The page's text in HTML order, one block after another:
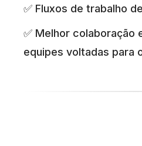
✅ Fluxos de trabalho
✅ Melhor colaboração
equipes voltadas para